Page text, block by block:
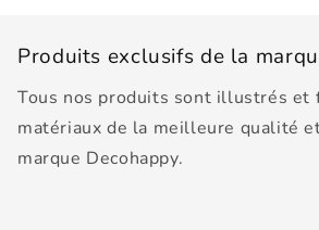
Produits exclusifs de la
Tous nos produits sont illustrés et
matériaux de la meilleure qualité
marque Decohappy.